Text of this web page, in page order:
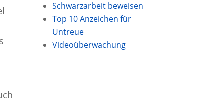
Schwarzarbeit beweisen
Top 10 Anzeichen für
Untreue
Videoüberwachung